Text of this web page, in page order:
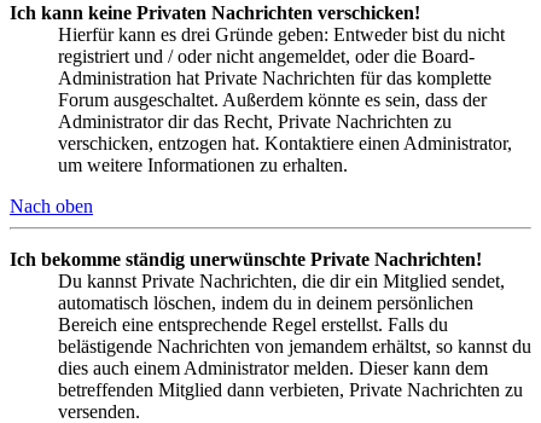
Ich kann keine Privaten Nachrichten verschicken!
Hierfür kann es drei Gründe geben: Entweder bist du nicht
registriert und / oder nicht angemeldet, oder die Board-
Administration hat Private Nachrichten für das komplette
Forum ausgeschaltet. Außerdem könnte es sein, dass der
Administrator dir das Recht, Private Nachrichten zu
verschicken, entzogen hat. Kontaktiere einen Administrator,
um weitere Informationen zu erhalten.
Nach oben
Ich bekomme ständig unerwünschte Private Nachrichten!
Du kannst Private Nachrichten, die dir ein Mitglied sendet,
automatisch löschen, indem du in deinem persönlichen
Bereich eine entsprechende Regel erstellst. Falls du
belästigende Nachrichten von jemandem erhältst, so kannst du
dies auch einem Administrator melden. Dieser kann dem
betreffenden Mitglied dann verbieten, Private Nachrichten zu
versenden.